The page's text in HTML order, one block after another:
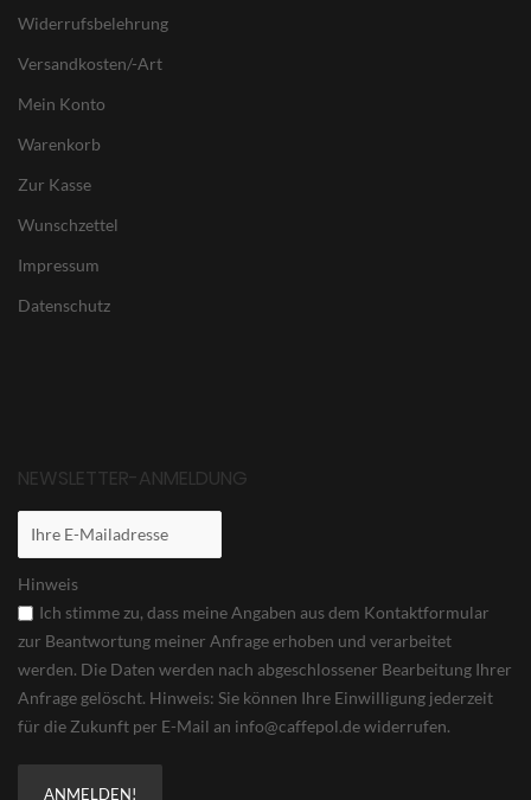
Widerrufsbelehrung
Versandkosten/-Art
Mein Konto
Warenkorb
Zur Kasse
Wunschzettel
Impressum
Datenschutz
NEWSLETTER-ANMELDUNG
Hinweis
Ich stimme zu, dass meine Angaben aus dem Kontaktformular
zur Beantwortung meiner Anfrage erhoben und verarbeitet
werden. Die Daten werden nach abgeschlossener Bearbeitung Ihrer
Anfrage gelöscht. Hinweis: Sie können Ihre Einwilligung jederzeit
für die Zukunft per E-Mail an info@caffepol.de widerrufen.